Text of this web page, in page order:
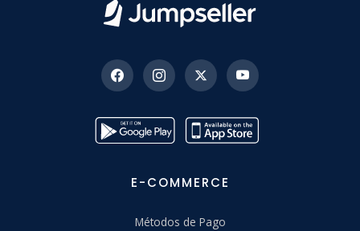
E-COMMERCE
Métodos de Pago